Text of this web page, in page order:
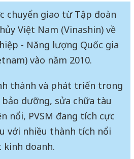
chuyển giao từ Tập đoàn
Việt Nam (Vinashin) về
- Năng lượng Quốc gia
vào năm 2010.
thành và phát triển trong
dưỡng, sửa chữa tàu
nổi, PVSM đang tích cực
với nhiều thành tích nổi
doanh.